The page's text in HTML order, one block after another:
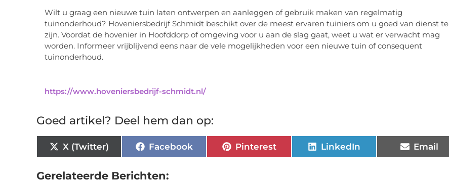
Wilt u graag een nieuwe tuin laten ontwerpen en aanleggen of gebruik maken van regelmatig
tuinonderhoud? Hoveniersbedrijf Schmidt beschikt over de meest ervaren tuiniers om u goed van dienst te
zijn. Voordat de hovenier in Hoofddorp of omgeving voor u aan de slag gaat, weet u wat er verwacht mag
worden. Informeer vrijblijvend eens naar de vele mogelijkheden voor een nieuwe tuin of consequent
tuinonderhoud.
https://www.hoveniersbedrijf-schmidt.nl/
Goed artikel? Deel hem dan op:
X (Twitter) Facebook Pinterest LinkedIn Email
Gerelateerde Berichten: